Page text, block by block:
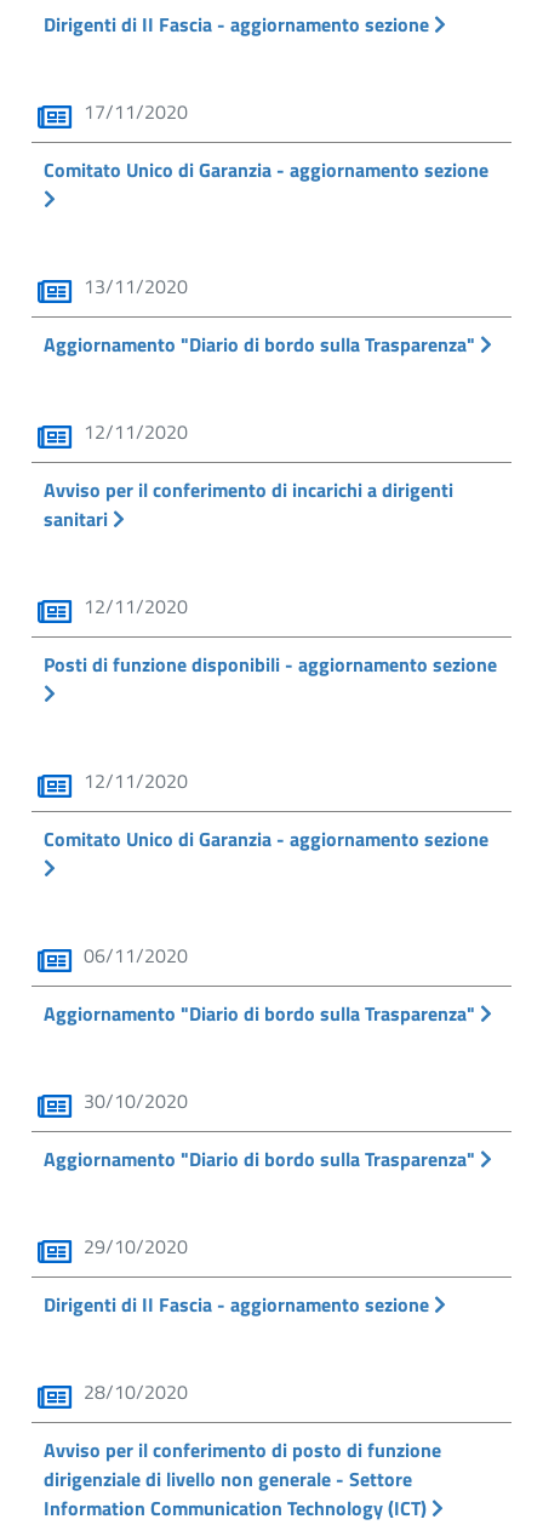
Dirigenti di II Fascia - aggiornamento sezione
17/11/2020
Comitato Unico di Garanzia - aggiornamento sezione
13/11/2020
Aggiornamento "Diario di bordo sulla Trasparenza"
12/11/2020
Avviso per il conferimento di incarichi a dirigenti
sanitari
12/11/2020
Posti di funzione disponibili - aggiornamento sezione
12/11/2020
Comitato Unico di Garanzia - aggiornamento sezione
06/11/2020
Aggiornamento "Diario di bordo sulla Trasparenza"
30/10/2020
Aggiornamento "Diario di bordo sulla Trasparenza"
29/10/2020
Dirigenti di II Fascia - aggiornamento sezione
28/10/2020
Avviso per il conferimento di posto di funzione
dirigenziale di livello non generale - Settore
Information Communication Technology (ICT)